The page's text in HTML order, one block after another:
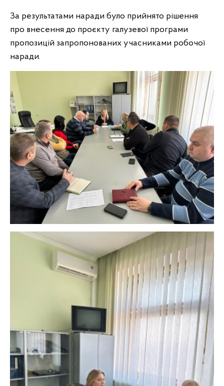
За результатами наради було прийнято рішення
про внесення до проєкту галузевої програми
пропозицій запропонованих учасниками робочої
наради.